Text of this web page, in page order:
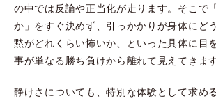
の中では反論や正当化が走ります。そこで
か」をすぐ決めず、引っかかりが身体にど
黙がどれくらい怖いか、といった具体に目
事が単なる勝ち負けから離れて見えてきます
静けさについても、特別な体験として求め